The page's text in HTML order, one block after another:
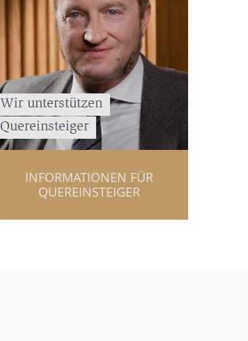
Wir unterstützen
Quereinsteiger
INFORMATIONEN FÜR
QUEREINSTEIGER